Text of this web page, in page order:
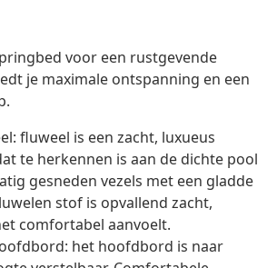
voor een rustgevende
je maximale ontspanning en een
fluweel is een zacht, luxueus
te herkennen is aan de dichte pool
gesneden vezels met een gladde
stof is opvallend zacht,
comfortabel aanvoelt.
het hoofdbord is naar